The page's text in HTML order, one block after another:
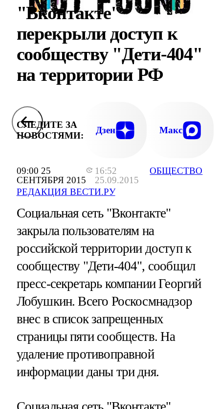
09:00 25
СЕНТЯБРЯ 2015
16:52
25.09.2015
РЕДАКЦИЯ ВЕСТИ.РУ
ОБЩЕСТВО
"Вконтакте"
перекрыли доступ к
сообществу "Дети-404"
на территории РФ
СЛЕДИТЕ ЗА
НОВОСТЯМИ:
Дзен Макс
Социальная сеть "Вконтакте"
закрыла пользователям на
российской территории доступ к
сообществу "Дети-404", сообщил
пресс-секретарь компании Георгий
Лобушкин. Всего Роскосмнадзор
внес в список запрещенных
страницы пяти сообществ. На
удаление противоправной
информации даны три дня.